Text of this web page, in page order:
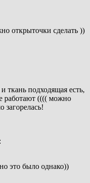
открыточки сделать ))
подходящая есть,
работают (((( можно
загорелась!
:
это было однако))